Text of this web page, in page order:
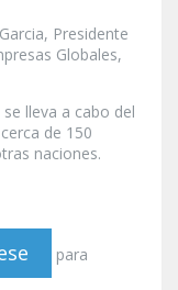
Presidente
Globales,
se lleva a cabo del
de 150
naciones.
para